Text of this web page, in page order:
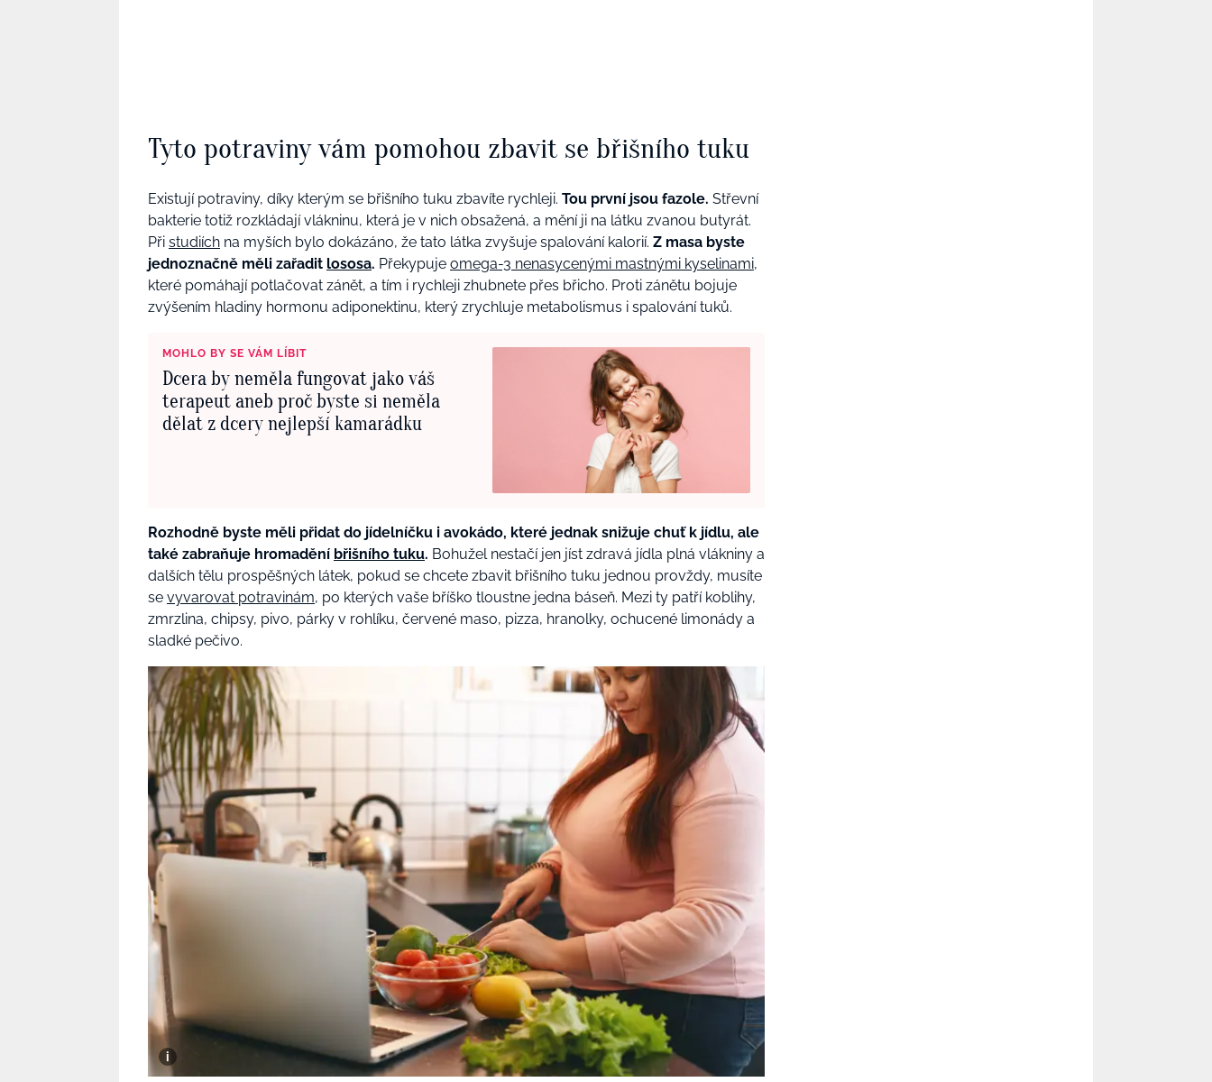
Tyto potraviny vám pomohou zbavit se břišního tuku
Existují potraviny, díky kterým se břišního tuku zbavíte rychleji. Tou první jsou fazole. Střevní
bakterie totiž rozkládají vlákninu, která je v nich obsažená, a mění ji na látku zvanou butyrát.
Při studiích na myších bylo dokázáno, že tato látka zvyšuje spalování kalorií. Z masa byste
jednoznačně měli zařadit lososa. Překypuje omega-3 nenasycenými mastnými kyselinami,
které pomáhají potlačovat zánět, a tím i rychleji zhubnete přes břicho. Proti zánětu bojuje
zvýšením hladiny hormonu adiponektinu, který zrychluje metabolismus i spalování tuků.
MOHLO BY SE VÁM LÍBIT
Dcera by neměla fungovat jako váš
terapeut aneb proč byste si neměla
dělat z dcery nejlepší kamarádku
Rozhodně byste měli přidat do jídelníčku i avokádo, které jednak snižuje chuť k jídlu, ale
také zabraňuje hromadění břišního tuku. Bohužel nestačí jen jíst zdravá jídla plná vlákniny a
dalších tělu prospěšných látek, pokud se chcete zbavit břišního tuku jednou provždy, musíte
se vyvarovat potravinám, po kterých vaše bříško tloustne jedna báseň. Mezi ty patří koblihy,
zmrzlina, chipsy, pivo, párky v rohlíku, červené maso, pizza, hranolky, ochucené limonády a
sladké pečivo.